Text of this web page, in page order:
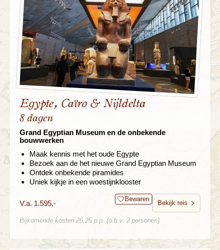
Egypte, Caïro & Nijldelta
8 dagen
Grand Egyptian Museum en de onbekende
bouwwerken
Maak kennis met het oude Egypte
Bezoek aan de het nieuwe Grand Egyptian Museum
Ontdek onbekende piramides
Uniek kijkje in een woestijnklooster
V.a. 1.595,- Bewaren
Bekijk reis
Bijkomende kosten 26,25 p.p. (o.b.v. 2 personen)